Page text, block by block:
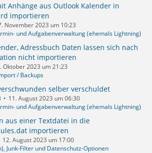
Anhänge aus Outlook Kalender in
importieren
November 2023 um 10:23
und Aufgabenverwaltung (ehemals Lightning)
Adressbuch Daten lassen sich nach
nicht importieren
Oktober 2023 um 21:23
/ Backups
selber verschuldet
11. August 2023 um 06:30
und Aufgabenverwaltung (ehemals Lightning)
aus einer Textdatei in die
importieren
12. August 2023 um 17:00
Junk-Filter und Datenschutz-Optionen